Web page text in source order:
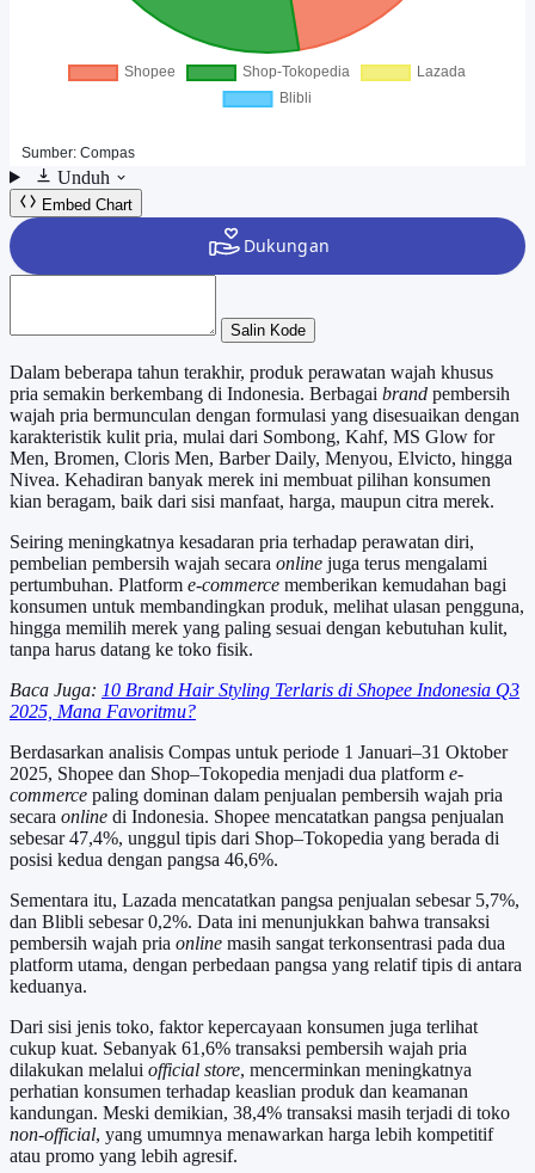
Unduh
Embed Chart
Salin Kode
Dalam beberapa tahun terakhir, produk perawatan wajah khusus
pria semakin berkembang di Indonesia. Berbagai brand pembersih
wajah pria bermunculan dengan formulasi yang disesuaikan dengan
karakteristik kulit pria, mulai dari Sombong, Kahf, MS Glow for
Men, Bromen, Cloris Men, Barber Daily, Menyou, Elvicto, hingga
Nivea. Kehadiran banyak merek ini membuat pilihan konsumen
kian beragam, baik dari sisi manfaat, harga, maupun citra merek.
Seiring meningkatnya kesadaran pria terhadap perawatan diri,
pembelian pembersih wajah secara online juga terus mengalami
pertumbuhan. Platform e-commerce memberikan kemudahan bagi
konsumen untuk membandingkan produk, melihat ulasan pengguna,
hingga memilih merek yang paling sesuai dengan kebutuhan kulit,
tanpa harus datang ke toko fisik.
Baca Juga: 10 Brand Hair Styling Terlaris di Shopee Indonesia Q3
2025, Mana Favoritmu?
Berdasarkan analisis Compas untuk periode 1 Januari–31 Oktober
2025, Shopee dan Shop–Tokopedia menjadi dua platform e-
commerce paling dominan dalam penjualan pembersih wajah pria
secara online di Indonesia. Shopee mencatatkan pangsa penjualan
sebesar 47,4%, unggul tipis dari Shop–Tokopedia yang berada di
posisi kedua dengan pangsa 46,6%.
Sementara itu, Lazada mencatatkan pangsa penjualan sebesar 5,7%,
dan Blibli sebesar 0,2%. Data ini menunjukkan bahwa transaksi
pembersih wajah pria online masih sangat terkonsentrasi pada dua
platform utama, dengan perbedaan pangsa yang relatif tipis di antara
keduanya.
Dari sisi jenis toko, faktor kepercayaan konsumen juga terlihat
cukup kuat. Sebanyak 61,6% transaksi pembersih wajah pria
dilakukan melalui official store, mencerminkan meningkatnya
perhatian konsumen terhadap keaslian produk dan keamanan
kandungan. Meski demikian, 38,4% transaksi masih terjadi di toko
non-official, yang umumnya menawarkan harga lebih kompetitif
atau promo yang lebih agresif.